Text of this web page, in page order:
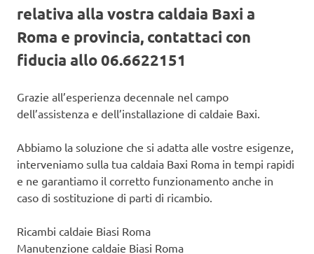
relativa alla vostra caldaia Baxi a
Roma e provincia, contattaci con
fiducia allo 06.6622151
Grazie all’esperienza decennale nel campo
dell’assistenza e dell’installazione di caldaie Baxi.
Abbiamo la soluzione che si adatta alle vostre esigenze,
interveniamo sulla tua caldaia Baxi Roma in tempi rapidi
e ne garantiamo il corretto funzionamento anche in
caso di sostituzione di parti di ricambio.
Ricambi caldaie Biasi Roma
Manutenzione caldaie Biasi Roma